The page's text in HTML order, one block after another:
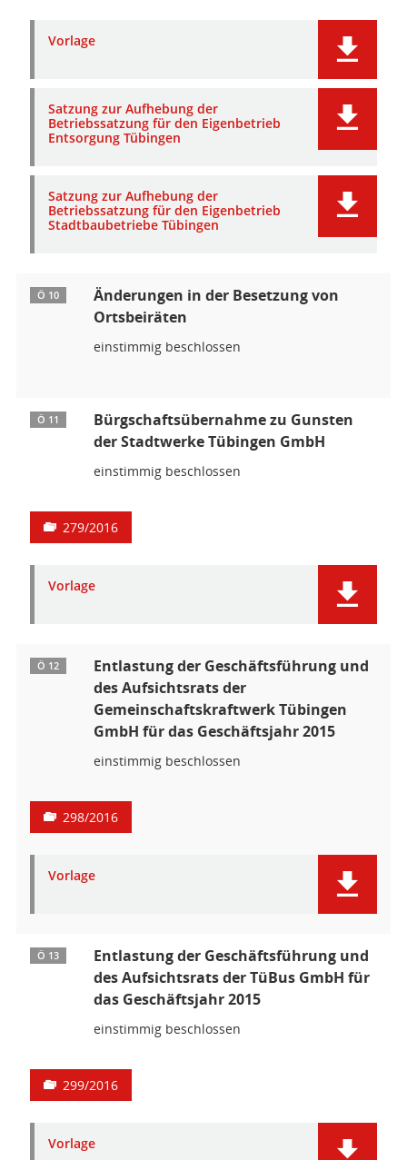
Vorlage
Satzung zur Aufhebung der
Betriebssatzung für den Eigenbetrieb
Entsorgung Tübingen
Satzung zur Aufhebung der
Betriebssatzung für den Eigenbetrieb
Stadtbaubetriebe Tübingen
Ö 10
Änderungen in der Besetzung von
Ortsbeiräten
einstimmig beschlossen
Ö 11
Bürgschaftsübernahme zu Gunsten
der Stadtwerke Tübingen GmbH
einstimmig beschlossen
279/2016
Vorlage
Ö 12
Entlastung der Geschäftsführung und
des Aufsichtsrats der
Gemeinschaftskraftwerk Tübingen
GmbH für das Geschäftsjahr 2015
einstimmig beschlossen
298/2016
Vorlage
Ö 13
Entlastung der Geschäftsführung und
des Aufsichtsrats der TüBus GmbH für
das Geschäftsjahr 2015
einstimmig beschlossen
299/2016
Vorlage